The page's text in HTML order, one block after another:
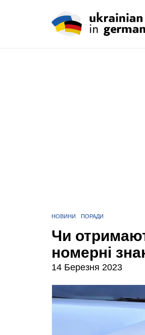
НОВИНИ ПОРАДИ
Чи
номерні
14 Березня 2023